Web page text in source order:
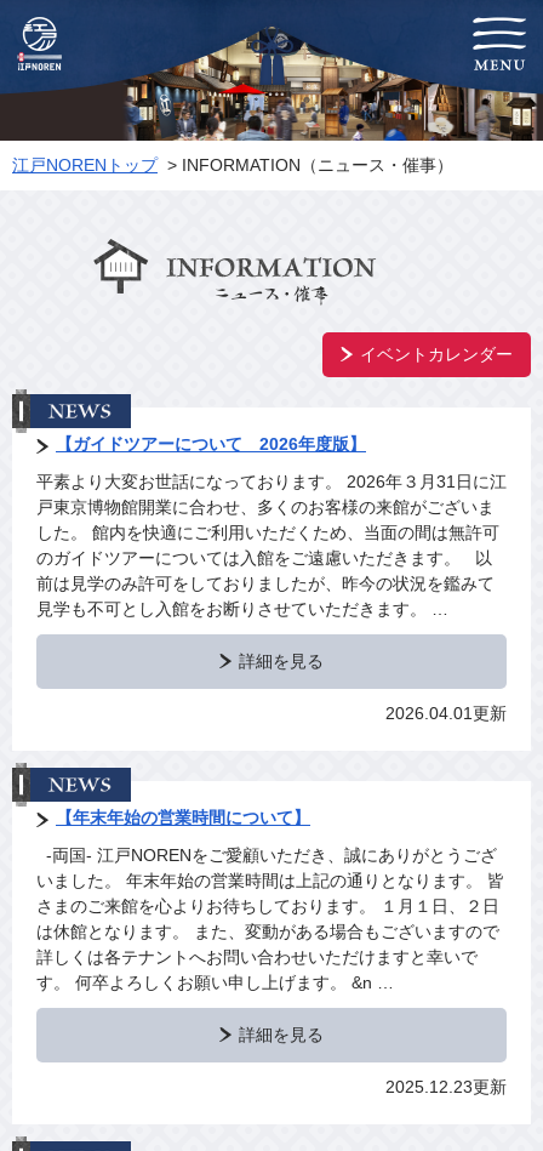
江戸NORENトップ > INFORMATION（ニュース・催事）
イベントカレンダー
【ガイドツアーについて 2026年度版】
平素より大変お世話になっております。 2026年３月31日に江
戸東京博物館開業に合わせ、多くのお客様の来館がございま
した。 館内を快適にご利用いただくため、当面の間は無許可
のガイドツアーについては入館をご遠慮いただきます。 以
前は見学のみ許可をしておりましたが、昨今の状況を鑑みて
見学も不可とし入館をお断りさせていただきます。 …
詳細を見る
2026.04.01更新
【年末年始の営業時間について】
-両国‐ 江戸NORENをご愛顧いただき、誠にありがとうござ
いました。 年末年始の営業時間は上記の通りとなります。 皆
さまのご来館を心よりお待ちしております。 １月１日、２日
は休館となります。 また、変動がある場合もございますので
詳しくは各テナントへお問い合わせいただけますと幸いで
す。 何卒よろしくお願い申し上げます。 &n …
詳細を見る
2025.12.23更新